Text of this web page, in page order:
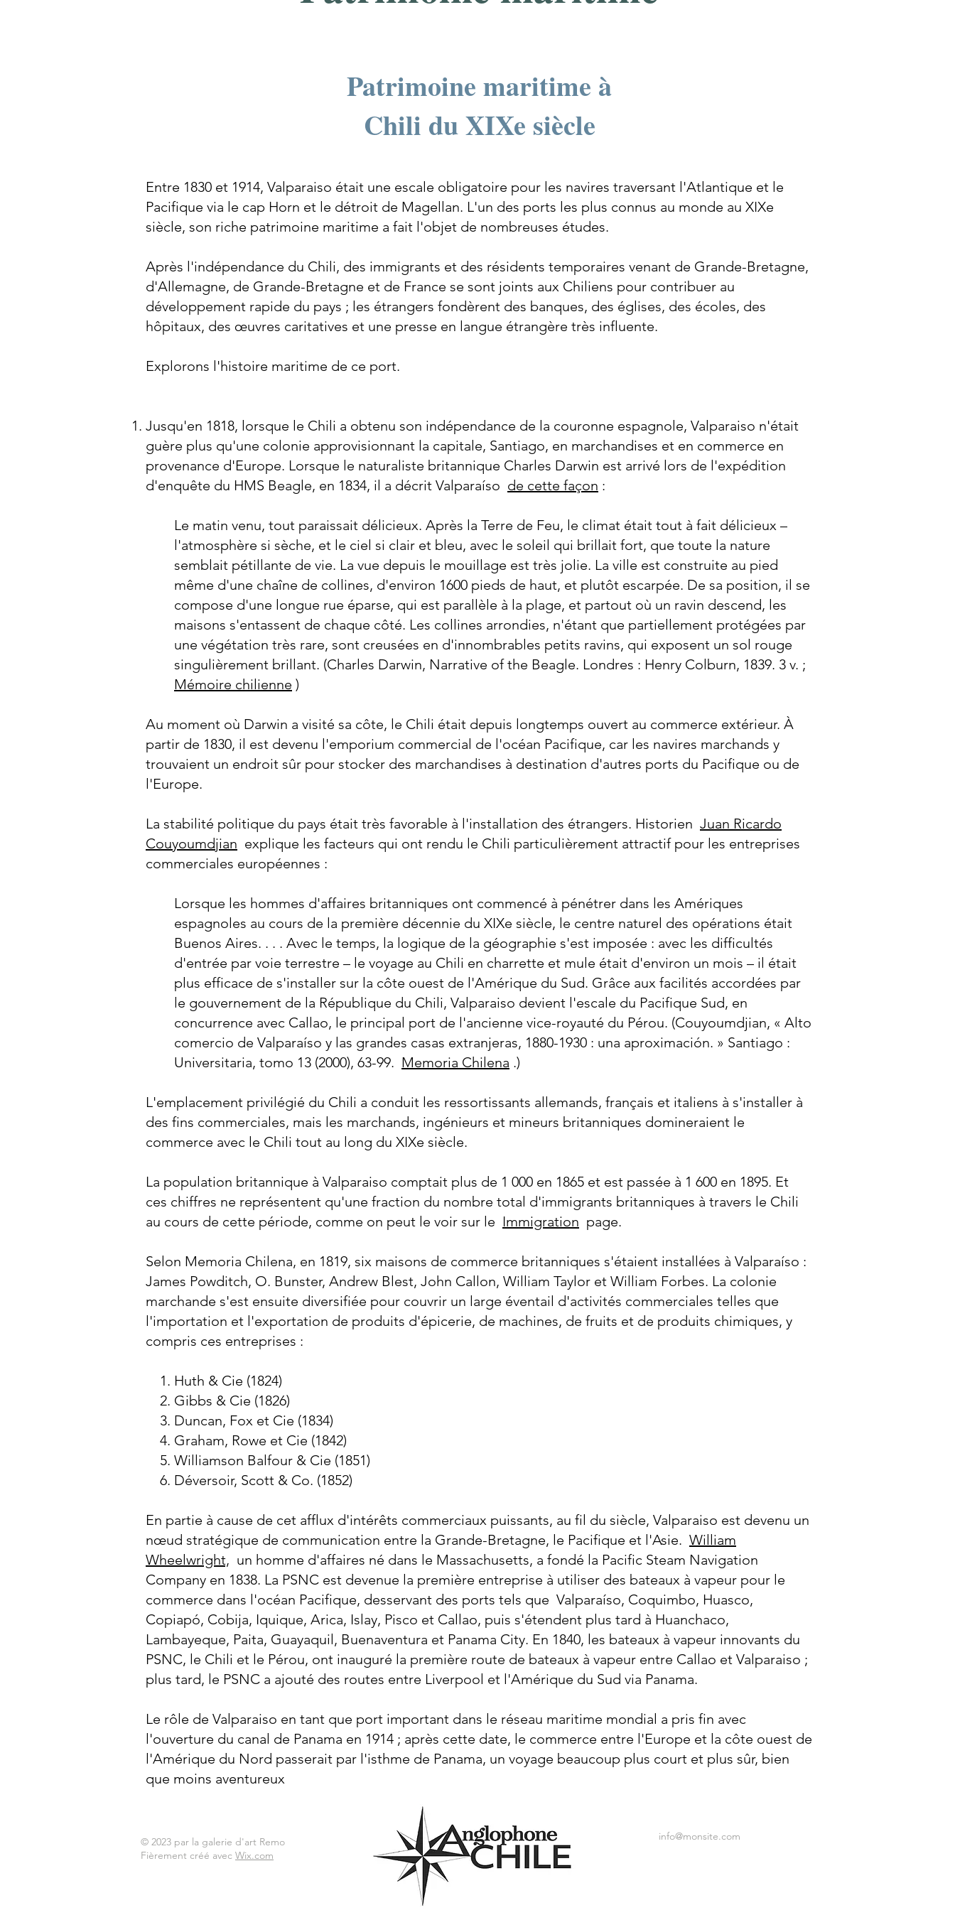
Patrimoine maritime à
Chili du XIXe siècle
Entre 1830 et 1914, Valparaiso était une escale obligatoire pour les navires traversant l'Atlantique et le
Pacifique via le cap Horn et le détroit de Magellan. L'un des ports les plus connus au monde au XIXe
siècle, son riche patrimoine maritime a fait l'objet de nombreuses études.
Après l'indépendance du Chili, des immigrants et des résidents temporaires venant de Grande-Bretagne,
d'Allemagne, de Grande-Bretagne et de France se sont joints aux Chiliens pour contribuer au
développement rapide du pays ; les étrangers fondèrent des banques, des églises, des écoles, des
hôpitaux, des œuvres caritatives et une presse en langue étrangère très influente.
Explorons l'histoire maritime de ce port.
Jusqu'en 1818, lorsque le Chili a obtenu son indépendance de la couronne espagnole, Valparaiso n'était
guère plus qu'une colonie approvisionnant la capitale, Santiago, en marchandises et en commerce en
provenance d'Europe. Lorsque le naturaliste britannique Charles Darwin est arrivé lors de l'expédition
d'enquête du HMS Beagle, en 1834, il a décrit Valparaíso de cette façon :
Le matin venu, tout paraissait délicieux. Après la Terre de Feu, le climat était tout à fait délicieux –
l'atmosphère si sèche, et le ciel si clair et bleu, avec le soleil qui brillait fort, que toute la nature
semblait pétillante de vie. La vue depuis le mouillage est très jolie. La ville est construite au pied
même d'une chaîne de collines, d'environ 1600 pieds de haut, et plutôt escarpée. De sa position, il se
compose d'une longue rue éparse, qui est parallèle à la plage, et partout où un ravin descend, les
maisons s'entassent de chaque côté. Les collines arrondies, n'étant que partiellement protégées par
une végétation très rare, sont creusées en d'innombrables petits ravins, qui exposent un sol rouge
singulièrement brillant. (Charles Darwin, Narrative of the Beagle. Londres : Henry Colburn, 1839. 3 v. ;
Mémoire chilienne )
Au moment où Darwin a visité sa côte, le Chili était depuis longtemps ouvert au commerce extérieur. À
partir de 1830, il est devenu l'emporium commercial de l'océan Pacifique, car les navires marchands y
trouvaient un endroit sûr pour stocker des marchandises à destination d'autres ports du Pacifique ou de
l'Europe.
La stabilité politique du pays était très favorable à l'installation des étrangers. Historien Juan Ricardo
Couyoumdjian explique les facteurs qui ont rendu le Chili particulièrement attractif pour les entreprises
commerciales européennes :
Lorsque les hommes d'affaires britanniques ont commencé à pénétrer dans les Amériques
espagnoles au cours de la première décennie du XIXe siècle, le centre naturel des opérations était
Buenos Aires. . . . Avec le temps, la logique de la géographie s'est imposée : avec les difficultés
d'entrée par voie terrestre – le voyage au Chili en charrette et mule était d'environ un mois – il était
plus efficace de s'installer sur la côte ouest de l'Amérique du Sud. Grâce aux facilités accordées par
le gouvernement de la République du Chili, Valparaiso devient l'escale du Pacifique Sud, en
concurrence avec Callao, le principal port de l'ancienne vice-royauté du Pérou. (Couyoumdjian, « Alto
comercio de Valparaíso y las grandes casas extranjeras, 1880-1930 : una aproximación. » Santiago :
Universitaria, tomo 13 (2000), 63-99. Memoria Chilena .)
L'emplacement privilégié du Chili a conduit les ressortissants allemands, français et italiens à s'installer à
des fins commerciales, mais les marchands, ingénieurs et mineurs britanniques domineraient le
commerce avec le Chili tout au long du XIXe siècle.
La population britannique à Valparaiso comptait plus de 1 000 en 1865 et est passée à 1 600 en 1895. Et
ces chiffres ne représentent qu'une fraction du nombre total d'immigrants britanniques à travers le Chili
au cours de cette période, comme on peut le voir sur le Immigration page.
Selon Memoria Chilena, en 1819, six maisons de commerce britanniques s'étaient installées à Valparaíso :
James Powditch, O. Bunster, Andrew Blest, John Callon, William Taylor et William Forbes. La colonie
marchande s'est ensuite diversifiée pour couvrir un large éventail d'activités commerciales telles que
l'importation et l'exportation de produits d'épicerie, de machines, de fruits et de produits chimiques, y
compris ces entreprises :
Huth & Cie (1824)
Gibbs & Cie (1826)
Duncan, Fox et Cie (1834)
Graham, Rowe et Cie (1842)
Williamson Balfour & Cie (1851)
Déversoir, Scott & Co. (1852)
En partie à cause de cet afflux d'intérêts commerciaux puissants, au fil du siècle, Valparaiso est devenu un
nœud stratégique de communication entre la Grande-Bretagne, le Pacifique et l'Asie. William
Wheelwright, un homme d'affaires né dans le Massachusetts, a fondé la Pacific Steam Navigation
Company en 1838. La PSNC est devenue la première entreprise à utiliser des bateaux à vapeur pour le
commerce dans l'océan Pacifique, desservant des ports tels que Valparaíso, Coquimbo, Huasco,
Copiapó, Cobija, Iquique, Arica, Islay, Pisco et Callao, puis s'étendent plus tard à Huanchaco,
Lambayeque, Paita, Guayaquil, Buenaventura et Panama City. En 1840, les bateaux à vapeur innovants du
PSNC, le Chili et le Pérou, ont inauguré la première route de bateaux à vapeur entre Callao et Valparaiso ;
plus tard, le PSNC a ajouté des routes entre Liverpool et l'Amérique du Sud via Panama.
Le rôle de Valparaiso en tant que port important dans le réseau maritime mondial a pris fin avec
l'ouverture du canal de Panama en 1914 ; après cette date, le commerce entre l'Europe et la côte ouest de
l'Amérique du Nord passerait par l'isthme de Panama, un voyage beaucoup plus court et plus sûr, bien
que moins aventureux
© 2023 par la galerie d'art Remo
Fièrement créé avec Wix.com
info@monsite.com